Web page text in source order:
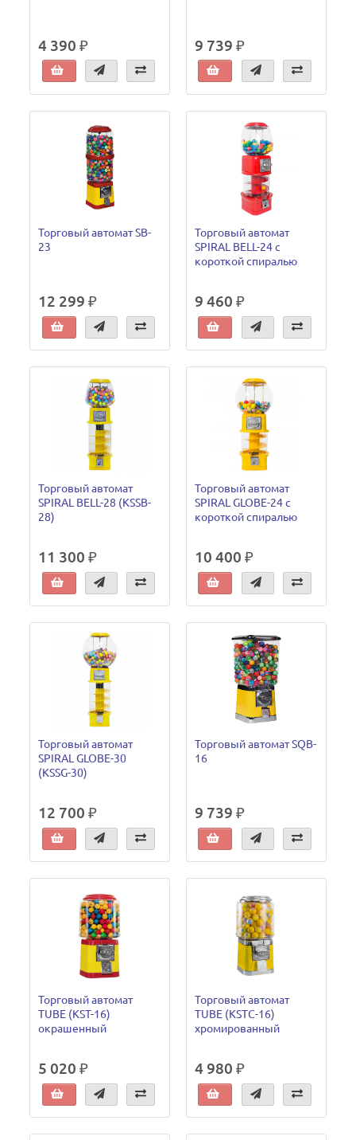
4 390 ₽ 9 739 ₽
Торговый автомат SB-
23
12 299 ₽
Торговый автомат
SPIRAL BELL-24 с
короткой спиралью
9 460 ₽
Торговый автомат
SPIRAL BELL-28 (KSSB-
28)
11 300 ₽
Торговый автомат
SPIRAL GLOBE-24 с
короткой спиралью
10 400 ₽
Торговый автомат
SPIRAL GLOBE-30
(KSSG-30)
12 700 ₽
Торговый автомат SQB-
16
9 739 ₽
Торговый автомат
TUBE (KST-16)
окрашенный
5 020 ₽
Торговый автомат
TUBE (KSTC-16)
хромированный
4 980 ₽